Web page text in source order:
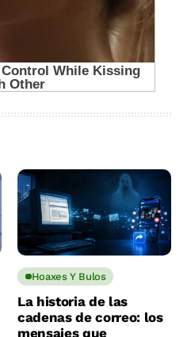
Hoaxes Y Bulos
La historia de las
cadenas de correo: los
mensajes que